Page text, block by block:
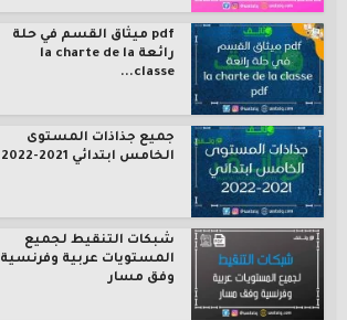
pdf ميثاق القسم في حلة
رائعة la charte de la
classe...
جميع جذاذات المستوى
الخامس ابتدائي 2021-2022
شبكات التنقيط لجميع
المستويات عربية وفرنسية
وفق مسار